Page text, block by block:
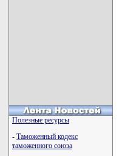
Полезные ресурсы
- Таможенный кодекс
таможенного союза